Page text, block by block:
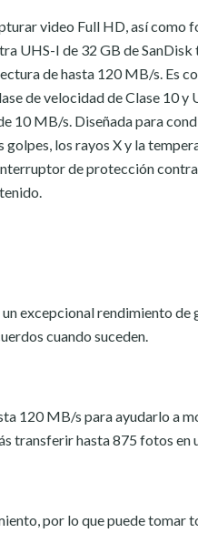
video Full HD, así como
UHS-I de 32 GB de SanDisk
de hasta 120 MB/s. Es
de velocidad de Clase 10 y
10 MB/s. Diseñada para
los rayos X y la
de protección
excepcional rendimiento de
cuando suceden.
120 MB/s para ayudarlo a
transferir hasta 875 fotos en
por lo que puede tomar